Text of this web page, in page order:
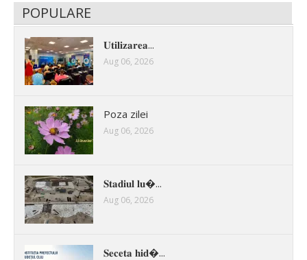
POPULARE
𝐔𝐭𝐢𝐥𝐢𝐳𝐚𝐫𝐞𝐚...
Aug 06, 2026
Poza zilei
Aug 06, 2026
𝐒𝐭𝐚𝐝𝐢𝐮𝐥 𝐥𝐮�...
Aug 06, 2026
𝐒𝐞𝐜𝐞𝐭𝐚 𝐡𝐢𝐝�...